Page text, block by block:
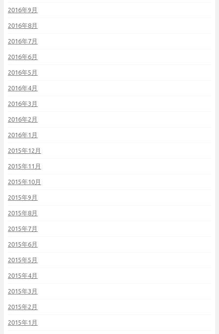
2016年9月
2016年8月
2016年7月
2016年6月
2016年5月
2016年4月
2016年3月
2016年2月
2016年1月
2015年12月
2015年11月
2015年10月
2015年9月
2015年8月
2015年7月
2015年6月
2015年5月
2015年4月
2015年3月
2015年2月
2015年1月